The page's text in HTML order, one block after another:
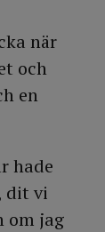
när
och
en
hade
dit vi
om jag